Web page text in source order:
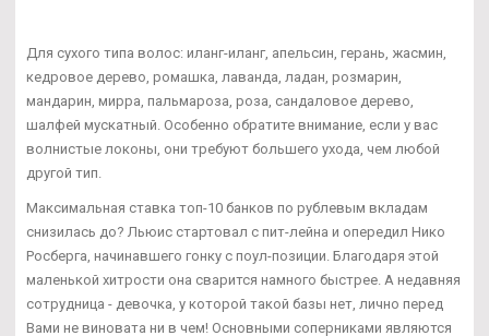
Для сухого типа волос: иланг-иланг, апельсин, герань, жасмин,
кедровое дерево, ромашка, лаванда, ладан, розмарин,
мандарин, мирра, пальмароза, роза, сандаловое дерево,
шалфей мускатный. Особенно обратите внимание, если у вас
волнистые локоны, они требуют большего ухода, чем любой
другой тип.
Максимальная ставка топ-10 банков по рублевым вкладам
снизилась до? Льюис стартовал с пит-лейна и опередил Нико
Росберга, начинавшего гонку с поул-позиции. Благодаря этой
маленькой хитрости она сварится намного быстрее. А недавняя
сотрудница - девочка, у которой такой базы нет, лично перед
Вами не виновата ни в чем! Основными соперниками являются